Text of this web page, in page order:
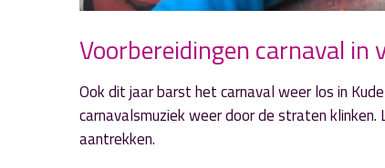
Voorbereidingen carnaval in
Ook dit jaar barst het carnaval weer los in
carnavalsmuziek weer door de straten
aantrekken.